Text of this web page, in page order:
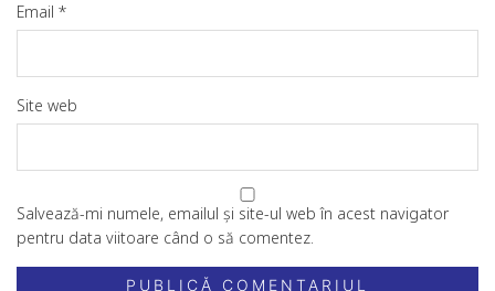
Email *
Site web
Salvează-mi numele, emailul și site-ul web în acest navigator
pentru data viitoare când o să comentez.